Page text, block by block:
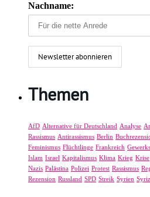
Nachname:
Themen
AfD Alternative für Deutschland Analyse
Rassismus Antirassismus Berlin
Feminismus Flüchtlinge Frankreich
Islam Israel Kapitalismus Klima Krieg Krise
Nazis Palästina Polizei Protest Rassismus
Rezension Russland SPD Streik Syrien